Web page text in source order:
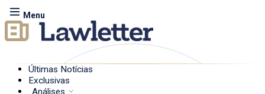
Menu
Últimas Notícias
Exclusivas
Análises